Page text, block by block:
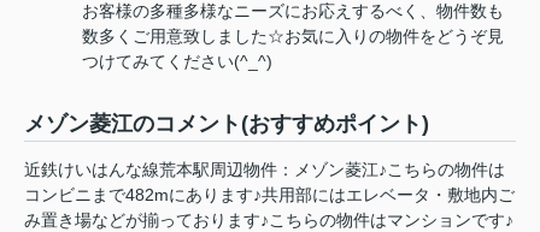
お客様の多種多様なニーズにお応えするべく、物件数も
数多くご用意致しました☆お気に入りの物件をどうぞ見
つけてみてください(^_^)
メゾン菱江のコメント(おすすめポイント)
近鉄けいはんな線荒本駅周辺物件：メゾン菱江♪こちらの物件は
コンビニまで482mにあります♪共用部にはエレベータ・敷地内ご
み置き場などが揃っております♪こちらの物件はマンションです♪